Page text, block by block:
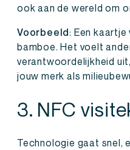
ook aan de wereld om
Voorbeeld: Een
bamboe. Het voelt
verantwoordelijkheid
jouw merk als
3. NFC
Technologie gaat snel,